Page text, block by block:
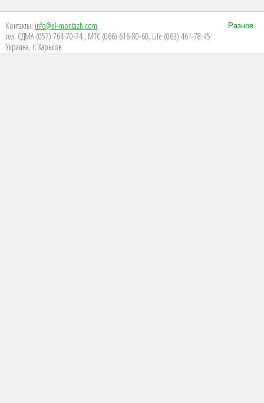
Контакты: info@el-montazh.com,
тел. СДМА (057) 764-70-74 , МТС (066) 616-80-60, Life (063) 461-78-45
Украина, г. Харьков
Разное